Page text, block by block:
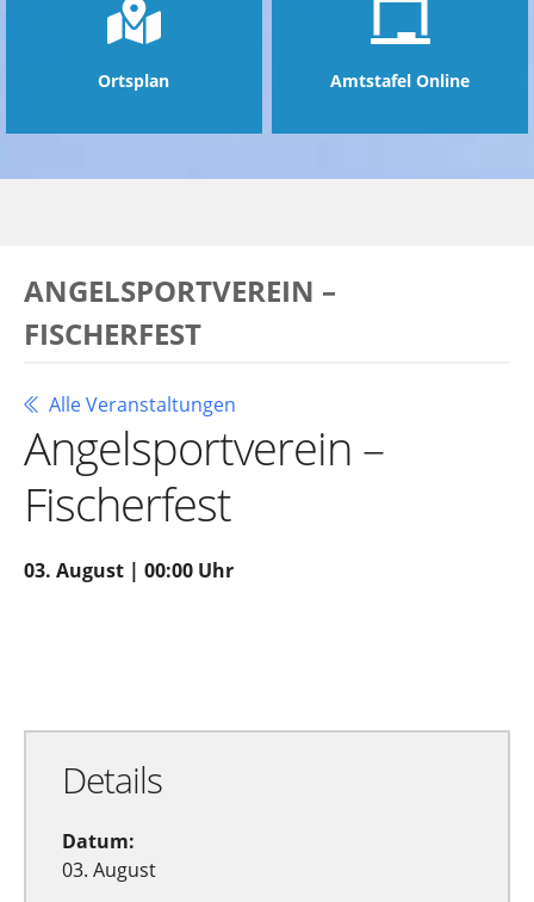
Ortsplan Amtstafel Online
ANGELSPORTVEREIN –
FISCHERFEST
Alle Veranstaltungen
Angelsportverein –
Fischerfest
03. August | 00:00 Uhr
Details
Datum:
03. August